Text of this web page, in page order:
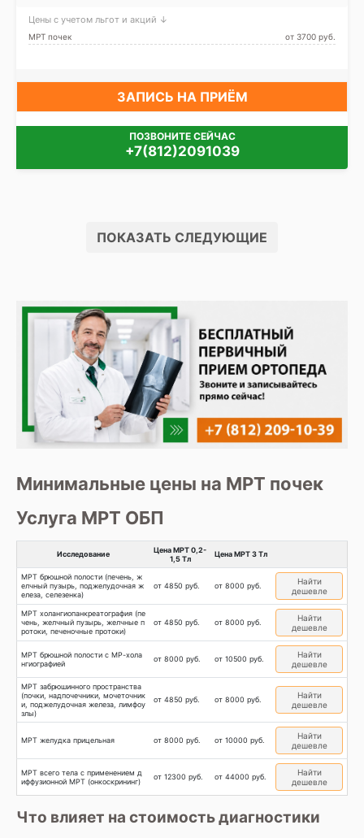
Площадь Ленина, Площадь
Мужества, Политехническая,
Цены с учетом льгот и акций ↓
МРТ почек от 3700 pуб.
ЗАПИСЬ НА ПРИЁМ
ПОЗВОНИТЕ СЕЙЧАС
+7(812)2091039
ПОКАЗАТЬ СЛЕДУЮЩИЕ
Минимальные цены на МРТ почек
Услуга МРТ ОБП
Исследование
Цена МРТ 0,2-
1,5 Тл
Цена МРТ 3 Тл
МРТ брюшной полости (печень, ж
елчный пузырь, поджелудочная ж
елеза, селезенка)
от 4850 руб. от 8000 руб.
Найти
дешевле
МРТ холангиопанкреатография (пе
чень, желчный пузырь, желчные п
ротоки, печеночные протоки)
от 4850 руб. от 8000 руб.
Найти
дешевле
МРТ брюшной полости с МР-хола
нгиографией
от 8000 руб. от 10500 руб.
Найти
дешевле
МРТ забрюшинного пространства
(почки, надпочечники, мочеточник
и, поджелудочная железа, лимфоу
злы)
от 4850 руб. от 8000 руб.
Найти
дешевле
МРТ желудка прицельная от 8000 руб. от 10000 руб.
Найти
дешевле
МРТ всего тела с применением д
иффузионной МРТ (онкоскрининг)
от 12300 руб. от 44000 руб.
Найти
дешевле
Что влияет на стоимость диагностики